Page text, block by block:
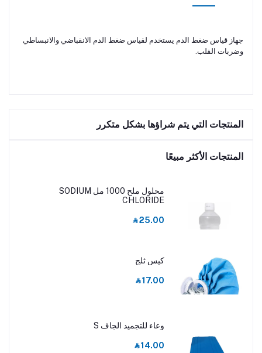
جهاز قياس ضغط الدم يستخدم لقياس ضغط الدم الانقباضي والانبساطي
وضربات القلب.
المنتجات التي يتم شراؤها بشكل متكرر
المنتجات الأكثر مبيعًا
محلول ملح 1000 مل SODIUM
CHLORIDE
‎⃁ 25.00
كيس ثلج
‎⃁ 17.00
وعاء للتجميد الجاف S
‎⃁ 14.00